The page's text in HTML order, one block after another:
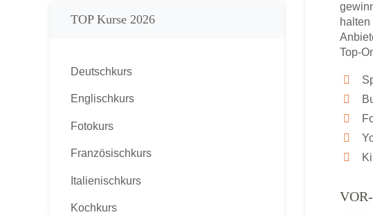
Top-
TOP Kurse 2026
Deutschkurs
Englischkurs
Fotokurs
Französischkurs
Italienischkurs
Kochkurs